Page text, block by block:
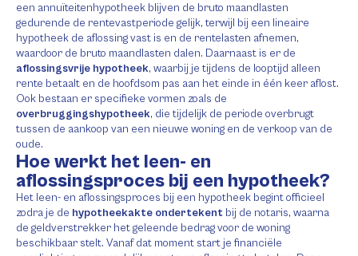
een annuïteitenhypotheek blijven de bruto maandlasten
gedurende de rentevastperiode gelijk, terwijl bij een lineaire
hypotheek de aflossing vast is en de rentelasten afnemen,
waardoor de bruto maandlasten dalen. Daarnaast is er de
aflossingsvrije hypotheek, waarbij je tijdens de looptijd alleen
rente betaalt en de hoofdsom pas aan het einde in één keer aflost.
Ook bestaan er specifieke vormen zoals de
overbruggingshypotheek, die tijdelijk de periode overbrugt
tussen de aankoop van een nieuwe woning en de verkoop van de
oude.
Hoe werkt het leen- en
aflossingsproces bij een hypotheek?
Het leen- en aflossingsproces bij een hypotheek begint officieel
zodra je de hypotheekakte ondertekent bij de notaris, waarna
de geldverstrekker het geleende bedrag voor de woning
beschikbaar stelt. Vanaf dat moment start je financiële